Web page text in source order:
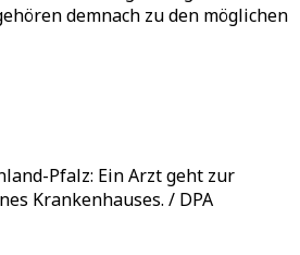
demnach zu den möglichen
Pfalz: Ein Arzt geht zur
Krankenhauses. / DPA